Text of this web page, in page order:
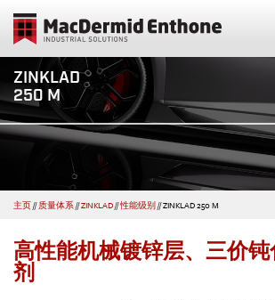
ZINKLAD
250 M
主页// 质量体系//ZINKLAD//性能级别//ZINKLAD 250 M
高性能机械镀锌层、三价
剂